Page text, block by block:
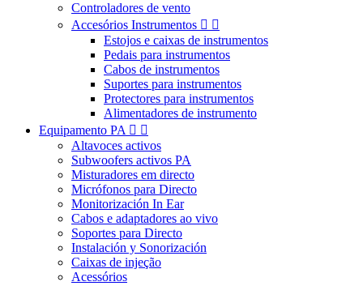
Controladores de vento
Accesórios Instrumentos  
Estojos e caixas de instrumentos
Pedais para instrumentos
Cabos de instrumentos
Suportes para instrumentos
Protectores para instrumentos
Alimentadores de instrumento
Equipamento PA  
Altavoces activos
Subwoofers activos PA
Misturadores em directo
Micrófonos para Directo
Monitorización In Ear
Cabos e adaptadores ao vivo
Soportes para Directo
Instalación y Sonorización
Caixas de injeção
Acessórios